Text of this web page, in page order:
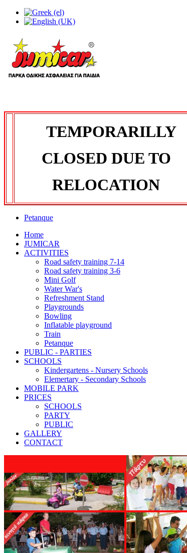
TEMPORARILLY
CLOSED DUE TO
RELOCATION
Petanque
Home
JUMICAR
ACTIVITIES
Road safety training 7-14
Road safety training 3-6
Mini Golf
Water War's
Refreshment Stand
Playgrounds
Bowling
Inflatable playground
Train
Petanque
PUBLIC - PARTIES
SCHOOLS
Kindergartens - Nursery Schools
Elemertary - Secondary Schools
MOBILE PARK
PRICES
SCHOOLS
PARTY
PUBLIC
GALLERY
CONTACT